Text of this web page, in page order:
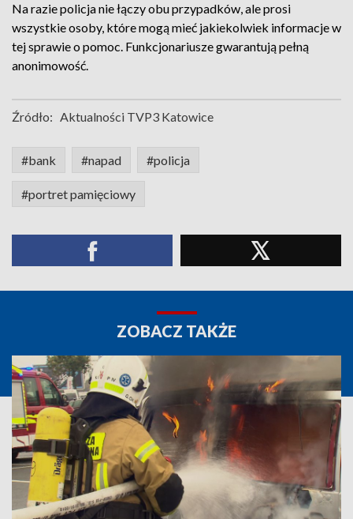
Na razie policja nie łączy obu przypadków, ale prosi
wszystkie osoby, które mogą mieć jakiekolwiek informacje w
tej sprawie o pomoc. Funkcjonariusze gwarantują pełną
anonimowość.
Źródło: Aktualności TVP3 Katowice
#bank #napad #policja
#portret pamięciowy
ZOBACZ TAKŻE